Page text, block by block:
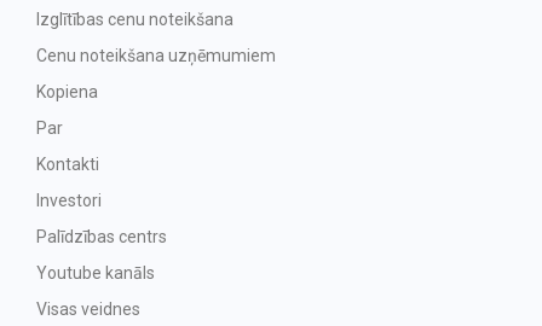
Izglītības cenu noteikšana
Cenu noteikšana uzņēmumiem
Kopiena
Par
Kontakti
Investori
Palīdzības centrs
Youtube kanāls
Visas veidnes